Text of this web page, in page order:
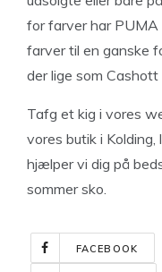
for farver har
farver til en ganske
der lige som
Tafg et kig i vores
vores butik i
hjælper vi dig på
sommer sko.
FACEBOOK